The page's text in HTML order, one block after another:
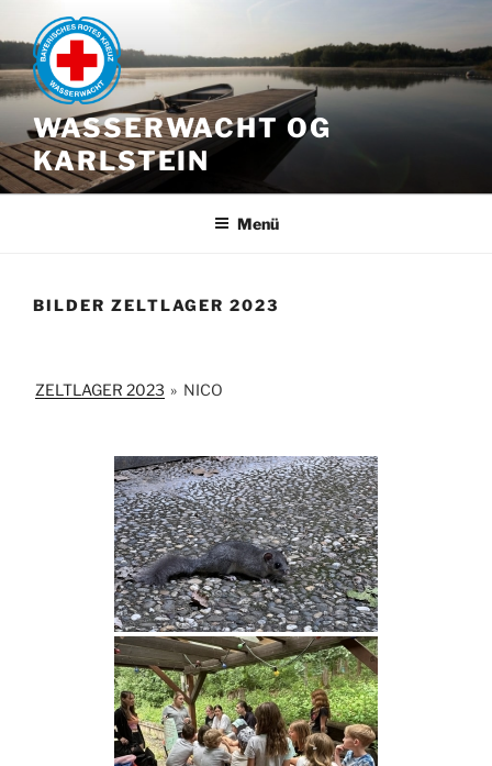
Inhalt
springen
WASSERWACHT OG
KARLSTEIN
Menü
BILDER ZELTLAGER 2023
ZELTLAGER 2023 » NICO